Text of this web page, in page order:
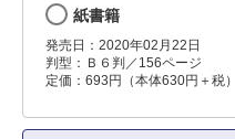
紙書籍
発売日：2020年02月22日
判型：Ｂ６判／156ページ
定価：693円（本体630円＋税）